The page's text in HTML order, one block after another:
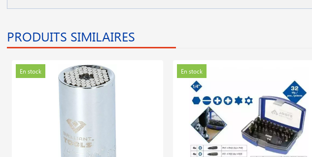
PRODUITS SIMILAIRES
En stock En stock